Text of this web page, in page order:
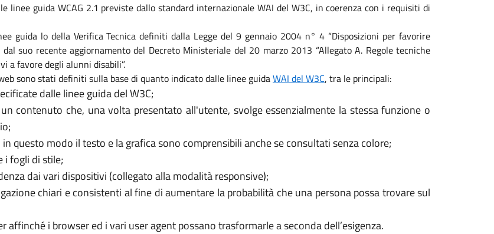
linee guida WCAG 2.1 previste dallo standard internazionale WAI del W3C, in coerenza con i requisiti di
guida lo della Verifica Tecnica definiti dalla Legge del 9 gennaio 2004 n° 4 “Disposizioni per favorire
suo recente aggiornamento del Decreto Ministeriale del 20 marzo 2013 “Allegato A. Regole tecniche
a favore degli alunni disabili”.
sono stati definiti sulla base di quanto indicato dalle linee guidaWAI del W3C, tra le principali:
dalle linee guida del W3C;
contenuto che, una volta presentato all'utente, svolge essenzialmente la stessa funzione o
questo modo il testo e la grafica sono comprensibili anche se consultati senza colore;
i fogli di stile;
dai vari dispositivi (collegato alla modalità responsive);
chiari e consistenti al fine di aumentare la probabilità che una persona possa trovare sul
i browser ed i vari user agent possano trasformarle a seconda dell’esigenza.